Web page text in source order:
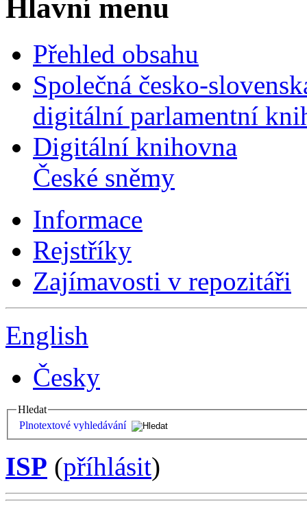
Hlavní menu
Přehled obsahu
Společná česko-
digitální parlamentní
Digitální knihovna
České sněmy
Informace
Rejstříky
Zajímavosti v repozitáři
English
Česky
Hledat
Plnotextové vyhledávání
ISP (příhlásit)